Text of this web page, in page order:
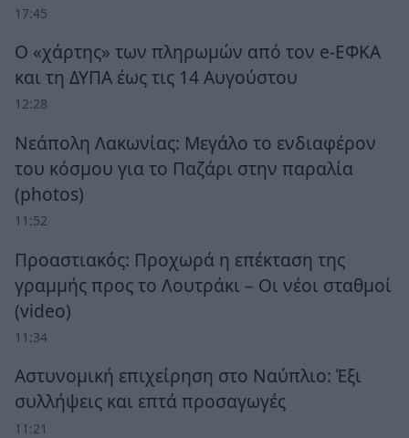
17:45
Ο «χάρτης» των πληρωμών από τον e-ΕΦΚΑ
και τη ΔΥΠΑ έως τις 14 Αυγούστου
12:28
Νεάπολη Λακωνίας: Μεγάλο το ενδιαφέρον
του κόσμου για το Παζάρι στην παραλία
(photos)
11:52
Προαστιακός: Προχωρά η επέκταση της
γραμμής προς το Λουτράκι – Οι νέοι σταθμοί
(video)
11:34
Αστυνομική επιχείρηση στο Ναύπλιο: Έξι
συλλήψεις και επτά προσαγωγές
11:21